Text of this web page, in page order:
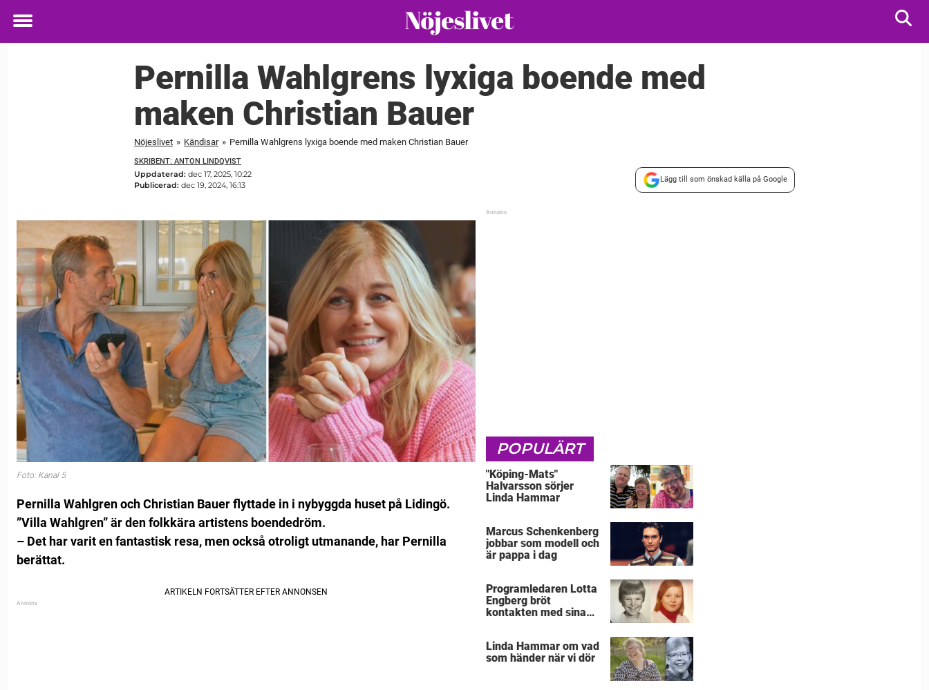
Toggle
Pernilla Wahlgrens lyxiga boende med
maken Christian Bauer
Nöjeslivet » Kändisar » Pernilla Wahlgrens lyxiga boende med maken Christian Bauer
SKRIBENT: ANTON LINDQVIST
Uppdaterad: dec 17, 2025, 10:22
Publicerad: dec 19, 2024, 16:13
Lägg till som önskad källa på Google
Foto: Kanal 5
Pernilla Wahlgren och Christian Bauer flyttade in i nybyggda huset på Lidingö.
”Villa Wahlgren” är den folkkära artistens boendedröm.
– Det har varit en fantastisk resa, men också otroligt utmanande, har Pernilla
berättat.
POPULÄRT
"Köping-Mats"
Halvarsson sörjer
Linda Hammar
Marcus Schenkenberg
jobbar som modell och
är pappa i dag
Programledaren Lotta
Engberg bröt
kontakten med sina
Linda Hammar om vad
som händer när vi dör